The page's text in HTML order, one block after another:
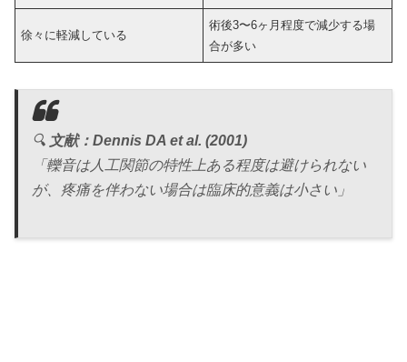
徐々に軽減している
術後3〜6ヶ月程度で減少する場
合が多い
🔍 文献：Dennis DA et al. (2001)
「轢音は人工関節の特性上ある程度は避けられない
が、疼痛を伴わない場合は臨床的意義は小さい」